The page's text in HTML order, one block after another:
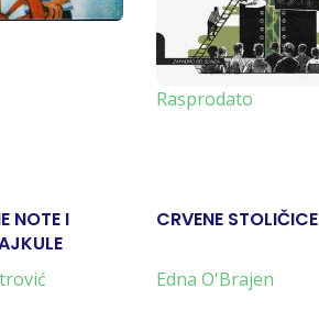
NOTE I
Rasprodato
CRVENE STOLIČICE
Edna O'Brajen